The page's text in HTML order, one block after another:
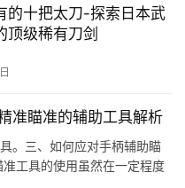
的十把太刀-探索日本武
顶级稀有刀剑
准瞄准的辅助工具解析
。三、如何应对手柄辅助瞄
工具的使用虽然在一定程度